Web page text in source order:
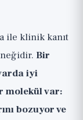
ile klinik kanıt
Bir
iyi
molekül var:
bozuyor ve